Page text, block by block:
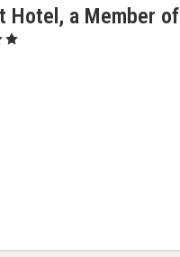
Hotel, a Member of